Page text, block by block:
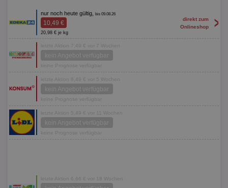
nur noch heute gültig, bis 09.08.26
10,49 €
20,98 € je kg
direkt zum
Onlineshop
>
letzte Aktion 7,49 € vor 7 Wochen
kein Angebot verfügbar
keine Prognose verfügbar
letzte Aktion 8,49 € vor 5 Wochen
kein Angebot verfügbar
keine Prognose verfügbar
letzte Aktion 5,49 € vor 11 Wochen
kein Angebot verfügbar
keine Prognose verfügbar
letzte Aktion 6,66 € vor 18 Wochen